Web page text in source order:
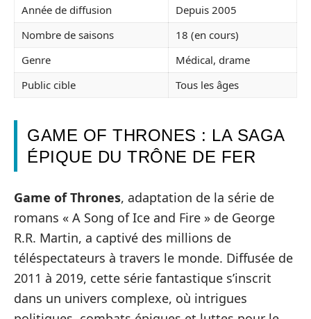
Année de diffusion
Depuis 2005
Nombre de saisons
18 (en cours)
Genre
Médical, drame
Public cible
Tous les âges
GAME OF THRONES : LA SAGA
ÉPIQUE DU TRÔNE DE FER
Game of Thrones, adaptation de la série de
romans « A Song of Ice and Fire » de George
R.R. Martin, a captivé des millions de
téléspectateurs à travers le monde. Diffusée de
2011 à 2019, cette série fantastique s’inscrit
dans un univers complexe, où intrigues